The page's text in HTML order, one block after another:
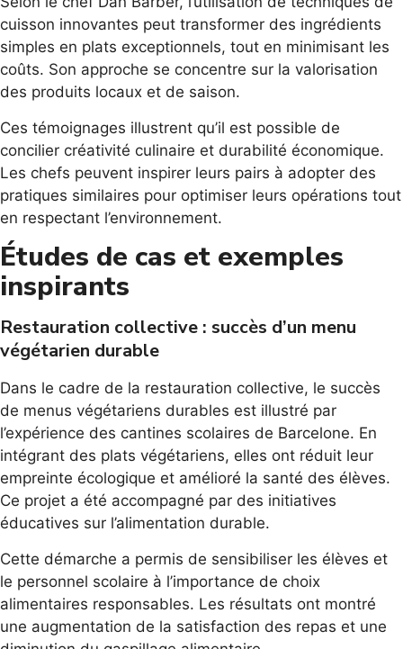
cuisson innovantes peut transformer des ingrédients
simples en plats exceptionnels, tout en minimisant les
coûts. Son approche se concentre sur la valorisation
des produits locaux et de saison.
Ces témoignages illustrent qu’il est possible de
concilier créativité culinaire et durabilité économique.
Les chefs peuvent inspirer leurs pairs à adopter des
pratiques similaires pour optimiser leurs opérations tout
en respectant l’environnement.
Études de cas et exemples
inspirants
Restauration collective : succès d’un menu
végétarien durable
Dans le cadre de la restauration collective, le succès
de menus végétariens durables est illustré par
l’expérience des cantines scolaires de Barcelone. En
intégrant des plats végétariens, elles ont réduit leur
empreinte écologique et amélioré la santé des élèves.
Ce projet a été accompagné par des initiatives
éducatives sur l’alimentation durable.
Cette démarche a permis de sensibiliser les élèves et
le personnel scolaire à l’importance de choix
alimentaires responsables. Les résultats ont montré
une augmentation de la satisfaction des repas et une